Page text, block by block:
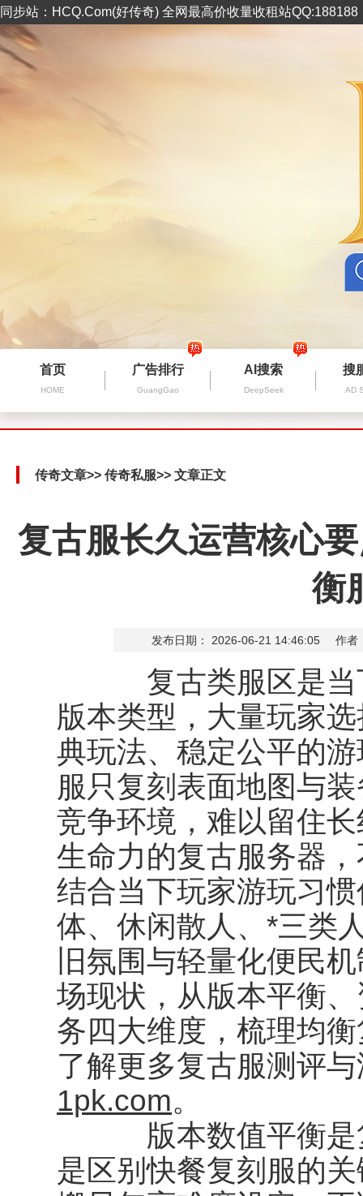
同步站：HCQ.Com(好传奇) 全网最高价收量收租站
首页
HOME
广告排行
GuangGao
AI搜索
DeepSeek
搜
AD
传奇文章>> 传奇私服>> 文章正文
复古服长久运营核心
衡
发布日期： 2026-06-21 14:46:05 作者
复古类服区是当下
版本类型，大量玩家
典玩法、稳定公平的
服只复刻表面地图与
竞争环境，难以留住
生命力的复古服务器
结合当下玩家游玩习
体、休闲散人、*三类
旧氛围与轻量化便民
场现状，从版本平衡
务四大维度，梳理均
了解更多复古服测评
1pk.com。
版本数值平衡是复
是区别快餐复刻服的